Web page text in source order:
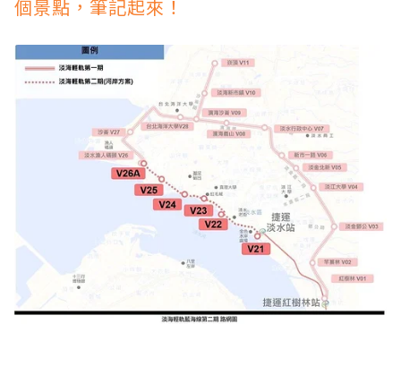
個景點，筆記起來！